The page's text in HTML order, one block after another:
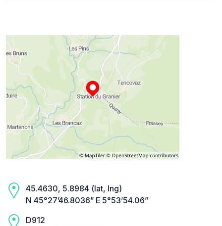
45.4630, 5.8984 (lat, lng)
N 45°27’46.8036” E 5°53’54.06”
D912